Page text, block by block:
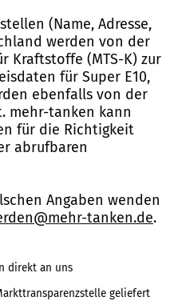
(Name, Adresse,
werden von der
Kraftstoffe (MTS-K) zur
für Super E10,
ebenfalls von der
mehr-tanken kann
für die Richtigkeit
abrufbaren
Angaben wenden
tanken.de.
direkt an uns
geliefert